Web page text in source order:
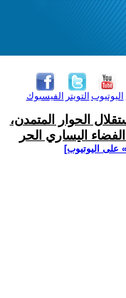
الفيسبوك التويتر اليوتيوب
الحوار المتمدن،
اليساري الحر
على اليوتيوب]